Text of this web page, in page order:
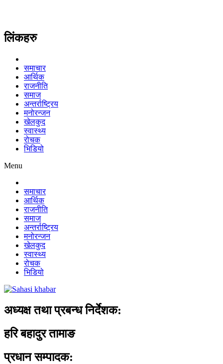
लिंकहरु
समाचार
आर्थिक
राजनीति
समाज
अन्तर्राष्ट्रिय
मनोरन्जन
खेलकुद
स्वास्थ्य
रोचक
भिडियो
Menu
समाचार
आर्थिक
राजनीति
समाज
अन्तर्राष्ट्रिय
मनोरन्जन
खेलकुद
स्वास्थ्य
रोचक
भिडियो
अध्यक्ष तथा प्रबन्ध निर्देशक:
हरि बहादुर तामाङ
प्रधान सम्पादक: